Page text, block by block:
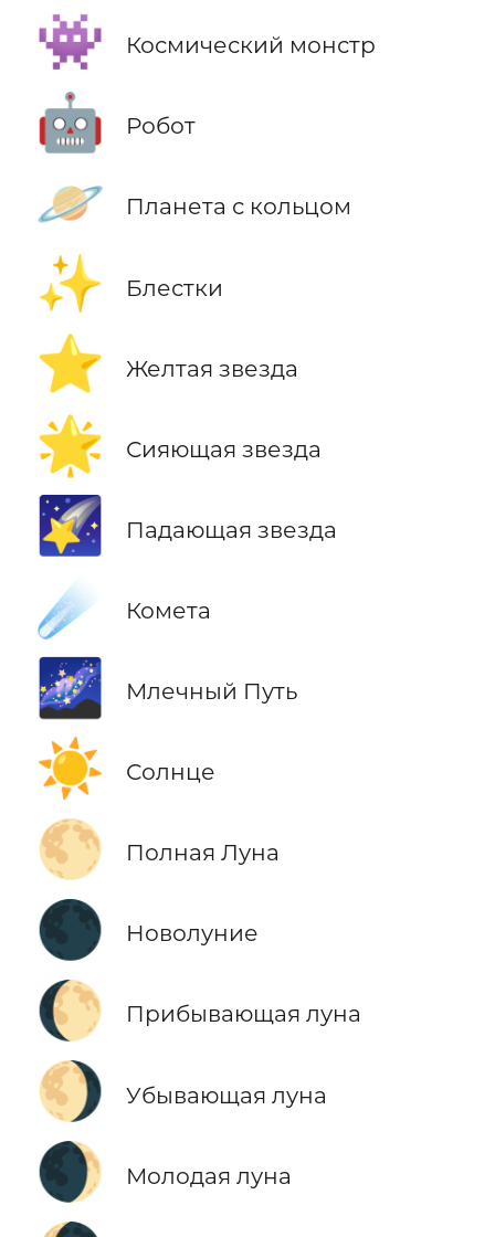
👾 Космический монстр
🤖 Робот
🪐 Планета с кольцом
✨ Блестки
⭐ Желтая звезда
🌟 Сияющая звезда
🌠 Падающая звезда
☄️ Комета
🌌 Млечный Путь
☀️ Солнце
🌕 Полная Луна
🌑 Новолуние
🌔 Прибывающая луна
🌖 Убывающая луна
🌒 Молодая луна